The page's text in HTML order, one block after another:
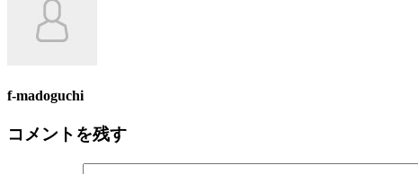
f-madoguchi
コメントを残す